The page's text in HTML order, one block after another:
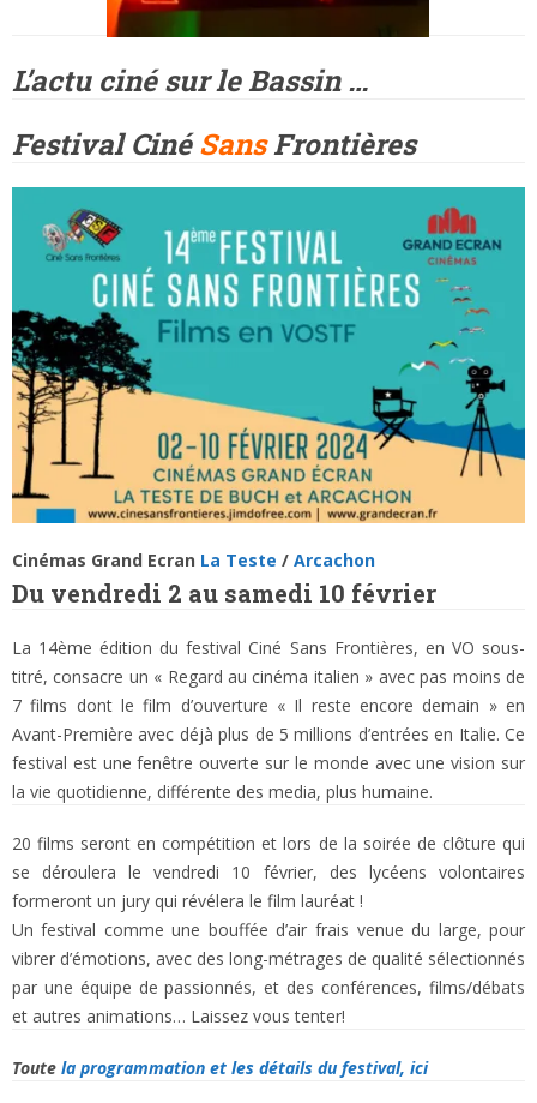
L’actu ciné sur le Bassin …
FestivalCinéSansFrontières
Cinémas Grand Ecran La Teste / Arcachon
Du vendredi 2 au samedi 10 février
La 14ème édition du festival Ciné Sans Frontières, en VO sous-
titré, consacre un « Regard au cinéma italien » avec pas moins de
7 films dont le film d’ouverture « Il reste encore demain » en
Avant-Première avec déjà plus de 5 millions d’entrées en Italie. Ce
festival est une fenêtre ouverte sur le monde avec une vision sur
la vie quotidienne, différente des media, plus humaine.
20 films seront en compétition et lors de la soirée de clôture qui
se déroulera le vendredi 10 février, des lycéens volontaires
formeront un jury qui révélera le film lauréat !
Un festival comme une bouffée d’air frais venue du large, pour
vibrer d’émotions, avec des long-métrages de qualité sélectionnés
par une équipe de passionnés, et des conférences, films/débats
et autres animations… Laissez vous tenter!
Toute la programmation et les détails du festival, ici